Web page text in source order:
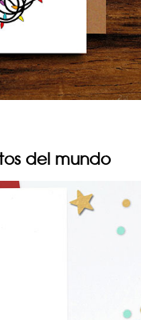
del mundo